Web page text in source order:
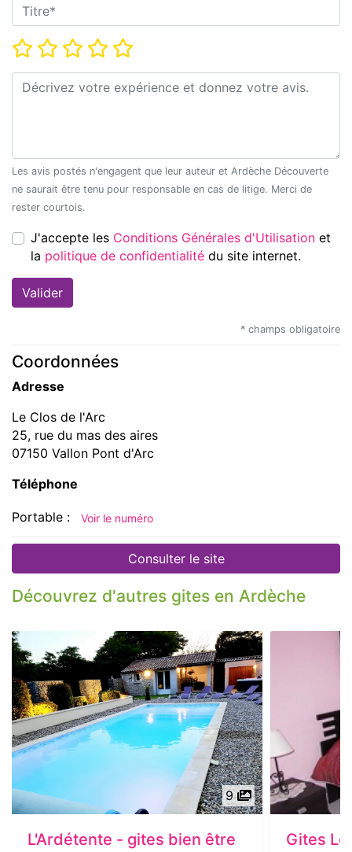
Titre*
Note*
Commentaire*
Les avis postés n'engagent que leur auteur et Ardèche Découverte
ne saurait être tenu pour responsable en cas de litige. Merci de
rester courtois.
J'accepte les Conditions Générales d'Utilisation et
la
politique de confidentialité du site internet.
* champs obligatoire
Coordonnées
Adresse
Le Clos de l'Arc
25, rue du mas des aires
07150 Vallon Pont d'Arc
Téléphone
Portable : Voir le numéro
Consulter le site
Découvrez d'autres gites en Ardèche
9
L'Ardétente - gites bien être Gites